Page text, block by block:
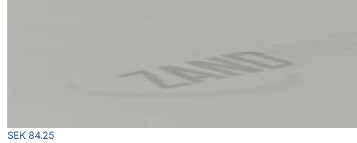
SEK 84.25